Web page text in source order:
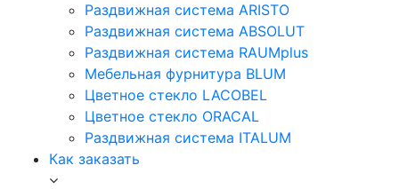
Раздвижная система ARISTO
Раздвижная система ABSOLUT
Раздвижная система RAUMplus
Мебельная фурнитура BLUM
Цветное стекло LACOBEL
Цветное стекло ORACAL
Раздвижная система ITALUM
Как заказать